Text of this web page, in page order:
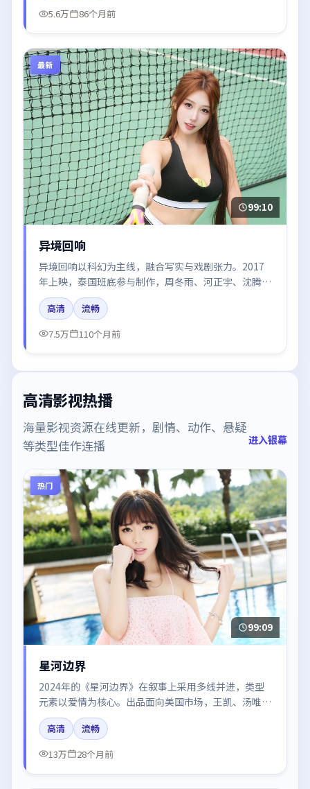
5.6万
86个月前
最新
99:10
异境回响
异境回响以科幻为主线，融合写实与戏剧张力。2017
年上映，泰国班底参与制作，周冬雨、河正宇、沈腾在
片中呈现细腻表演，影像风格统一，配乐与剪辑强化了
情绪曲线。
高清
流畅
7.5万
110个月前
高清影视热播
海量影视资源在线更新，剧情、动作、悬疑
等类型佳作连播
进入银幕
热门
99:09
星河边界
2024年的《星河边界》在叙事上采用多线并进，类型
元素以爱情为核心。出品面向美国市场，王凯、汤唯、
段奕宏、周冬雨、咏梅所饰角色推动关键反转，结尾留
白引发讨论。
高清
流畅
13万
28个月前